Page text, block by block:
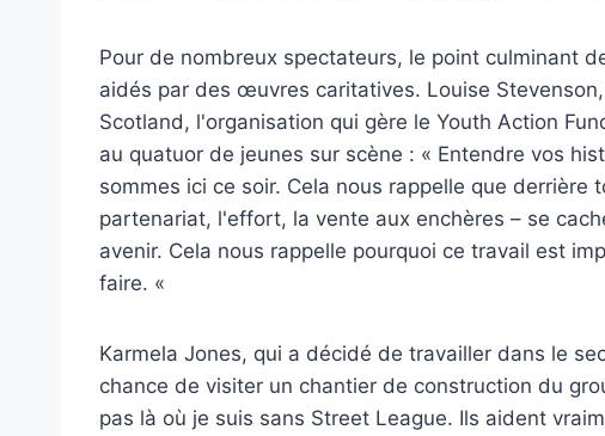
Pour de nombreux spectateurs, le point culminant
aidés par des œuvres caritatives. Louise
Scotland, l'organisation qui gère le Youth Action
au quatuor de jeunes sur scène : « Entendre vos
sommes ici ce soir. Cela nous rappelle que derrière
partenariat, l'effort, la vente aux enchères – se
avenir. Cela nous rappelle pourquoi ce travail est
faire. «
Karmela Jones, qui a décidé de travailler dans le
chance de visiter un chantier de construction du
pas là où je suis sans Street League. Ils aident